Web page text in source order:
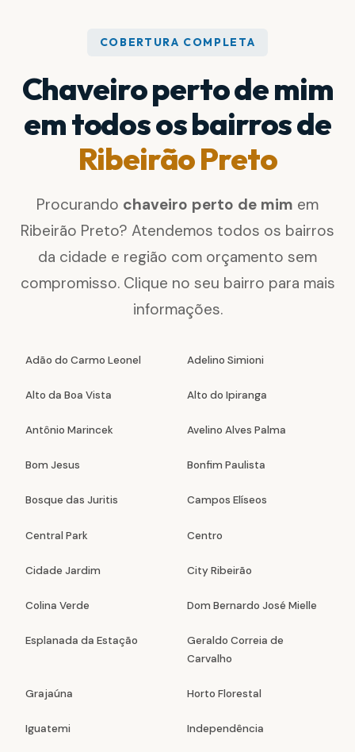
COBERTURA COMPLETA
Chaveiro perto de mim
em todos os bairros de
Ribeirão Preto
Procurando chaveiro perto de mim em
Ribeirão Preto? Atendemos todos os bairros
da cidade e região com orçamento sem
compromisso. Clique no seu bairro para mais
informações.
Adão do Carmo Leonel Adelino Simioni
Alto da Boa Vista Alto do Ipiranga
Antônio Marincek Avelino Alves Palma
Bom Jesus Bonfim Paulista
Bosque das Juritis Campos Elíseos
Central Park Centro
Cidade Jardim City Ribeirão
Colina Verde Dom Bernardo José Mielle
Esplanada da Estação
Geraldo Correia de
Carvalho
Grajaúna Horto Florestal
Iguatemi Independência